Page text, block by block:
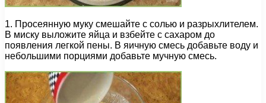
1. Просеянную муку смешайте с солью и разрыхлителем.
В миску выложите яйца и взбейте с сахаром до
появления легкой пены. В яичную смесь добавьте воду и
небольшими порциями добавьте мучную смесь.